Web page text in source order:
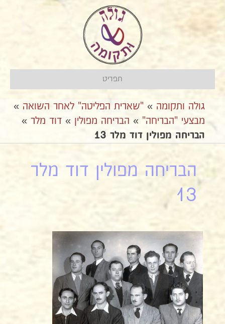
תפריט
גולה ותקומה » "שארית הפליטה" לאחר השואה »
מבצעי "הבריחה" » אהבריחה מפולין » דוד מלר »
הבריחה מפולין דוד מלר 13
הבריחה מפולין דוד מלר
13